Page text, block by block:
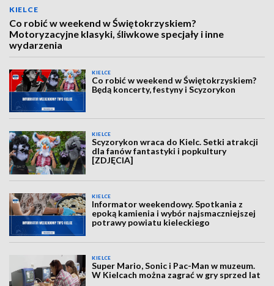
KIELCE
Co robić w weekend w Świętokrzyskiem?
Motoryzacyjne klasyki, śliwkowe specjały i inne
wydarzenia
KIELCE
Co robić w weekend w Świętokrzyskiem?
Będą koncerty, festyny i Scyzorykon
KIELCE
Scyzorykon wraca do Kielc. Setki atrakcji
dla fanów fantastyki i popkultury
[ZDJĘCIA]
KIELCE
Informator weekendowy. Spotkania z
epoką kamienia i wybór najsmaczniejszej
potrawy powiatu kieleckiego
KIELCE
Super Mario, Sonic i Pac-Man w muzeum.
W Kielcach można zagrać w gry sprzed lat